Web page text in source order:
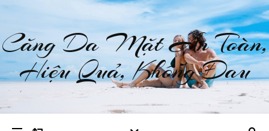
Căng Da Mặt An Toàn,
Hiệu Quả, Không Đau